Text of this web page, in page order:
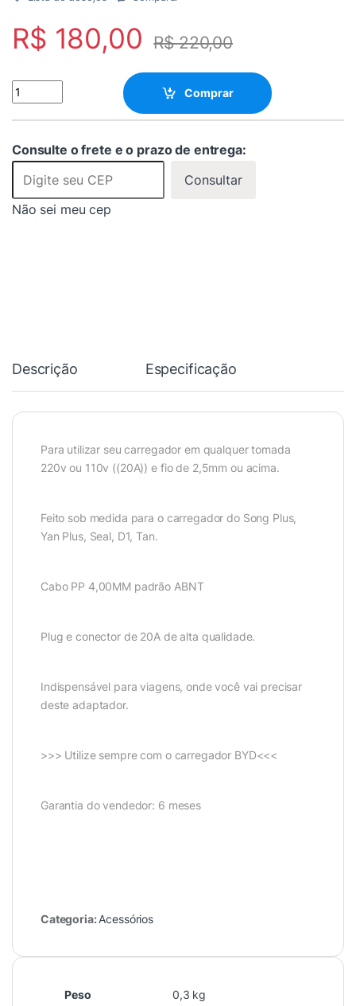
R$ 180,00 R$220,00
Adaptador De Tomada Para Carregador Portátil Carro Byd
Comprar
Consulte o frete e o prazo de entrega:
Consultar
Não sei meu cep
Descrição Especificação
Para utilizar seu carregador em qualquer tomada
220v ou 110v ((20A)) e fio de 2,5mm ou acima.
Feito sob medida para o carregador do Song Plus,
Yan Plus, Seal, D1, Tan.
Cabo PP 4,00MM padrão ABNT
Plug e conector de 20A de alta qualidade.
Indispensável para viagens, onde você vai precisar
deste adaptador.
>>> Utilize sempre com o carregador BYD<<<
Garantia do vendedor: 6 meses
Categoria:Acessórios
Peso 0,3 kg